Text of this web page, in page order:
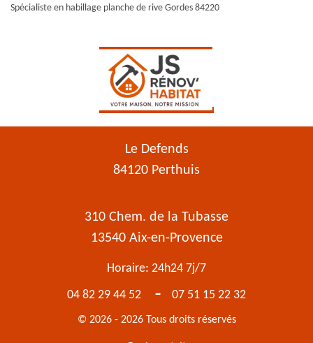
Spécialiste en habillage planche de rive Gordes 84220
Le Defends
84120 Perthuis
310 Chem. de la Tubasse
13540 Aix-en-Provence
Horaire: 24h24 7j/7
04 82 29 44 52
- 07 51 15 22 32
© 2026 - 2026 Tous droits réservés